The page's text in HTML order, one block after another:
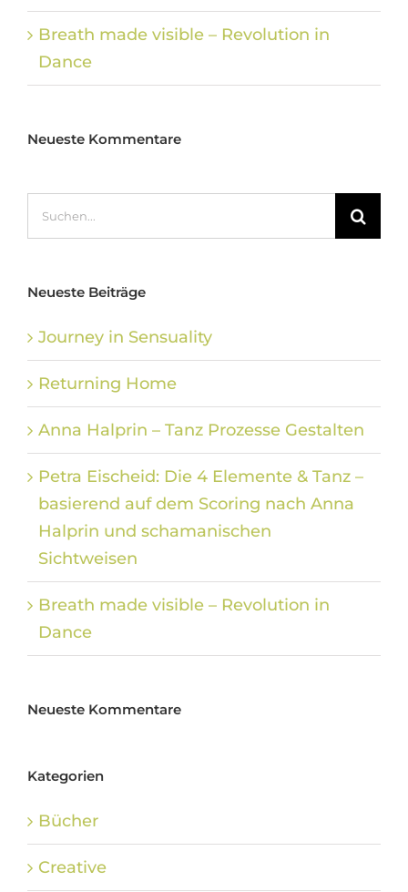
Breath made visible – Revolution in
Dance
Neueste Kommentare
nach:
Neueste Beiträge
Journey in Sensuality
Returning Home
Anna Halprin – Tanz Prozesse Gestalten
Petra Eischeid: Die 4 Elemente & Tanz –
basierend auf dem Scoring nach Anna
Halprin und schamanischen
Sichtweisen
Breath made visible – Revolution in
Dance
Neueste Kommentare
Kategorien
Bücher
Creative